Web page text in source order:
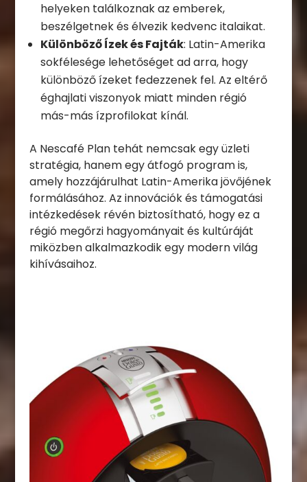
helyeken találkoznak az emberek,
beszélgetnek és élvezik kedvenc italaikat.
Különböző Ízek és Fajták: Latin-Amerika
sokfélesége lehetőséget ad arra, hogy
különböző ízeket fedezzenek fel. Az eltérő
éghajlati viszonyok miatt minden régió
más-más ízprofilokat kínál.
A Nescafé Plan tehát nemcsak egy üzleti
stratégia, hanem egy átfogó program is,
amely hozzájárulhat Latin-Amerika jövőjének
formálásához. Az innovációk és támogatási
intézkedések révén biztosítható, hogy ez a
régió megőrzi hagyományait és kultúráját
miközben alkalmazkodik egy modern világ
kihívásaihoz.